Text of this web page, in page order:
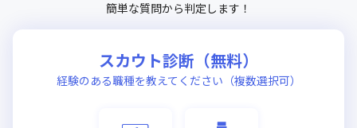
簡単な質問から判定します！
スカウト診断（無料）
経験のある職種を教えてください（複数選択可）